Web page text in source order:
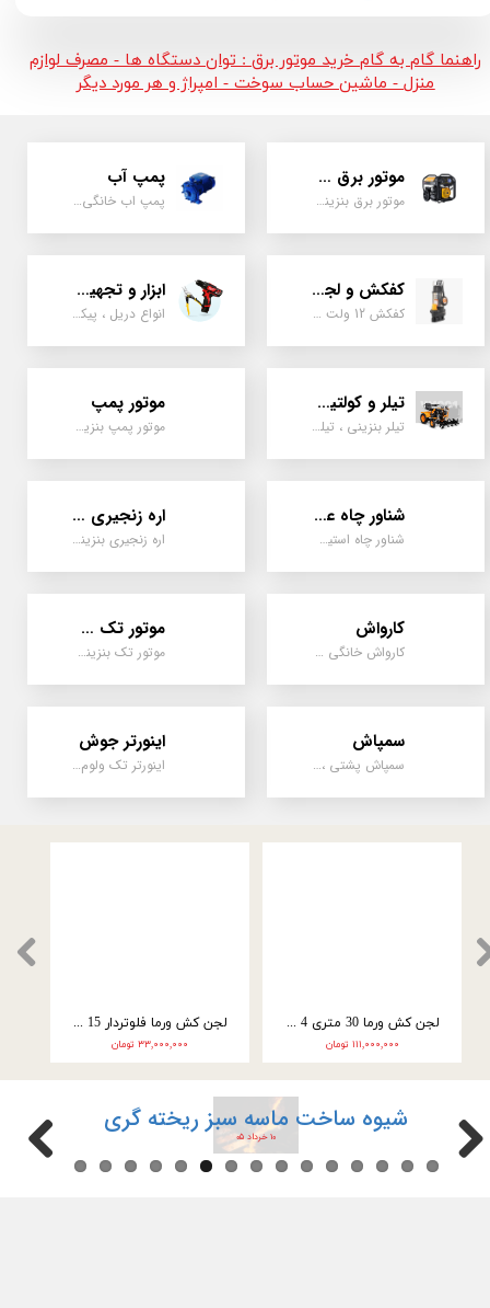
راهنما گام به گام خرید موتور برق : توان دستگاه ها - مصرف لوازم
منزل - ماشین حساب سوخت - امپراژ و هر مورد دیگر
موتور برق و ژنراتور
موتور برق بنزینی، دیزلی ، گازی ، سه گانه سوز
پمپ آب
پمپ اب خانگی، بشقابی ، جتی ، دو پروانه کشاورزی
کفکش و لجن کش
کفکش 12 ولت ، 220 ولت ، یک اینچ به بالا لجن کش کاتردار، لجن کش چدنی
ابزار و تجهیزات
انواع دریل ، پیکور، ابزارالات، سیل مکانیکی، قطعات پمپ
تیلر و کولتیواتور
تیلر بنزینی ، تیلر دیزل، تیلر چهار چرخ، تیلر مزرعه و کشاورزی
موتور پمپ
موتور پمپ بنزینی، دیزلی، نفتی ، یک اینچ به بالا
شناور چاه عمیق
شناور چاه استیل ، تک فاز و سه فاز، یک اینچ به بالا
اره زنجیری / علفتراش
اره زنجیری بنزینی ، علفتراش دو زمانه و چهار زمانه ، دوشی و پشتی
کارواش
کارواش خانگی و صنعتی و نیمه صنعتی
موتور تک سیلندر
موتور تک بنزینی ، دیزلی، کارتینگی ، تیلری
سمپاش
سمپاش پشتی ، زمبه ای ، فرغونی ، دستی ، موتوری
اینورتر جوش
اینورتر تک ولوم و دو ولوم امپر بالا
لجن کش ورما فلوتردار 15 متری 2 اینچ 2 اسب 50WQ10-15-1.5
۳۳,۰۰۰,۰۰۰ تومان
لجن کش ورما 30 متری 4 اینچ سه فاز (10 اسب) WQ45-22-7/5
۱۱۱,۰۰۰,۰۰۰ تومان
شیوه ساخت ماسه سبز ریخته گری
۱۰ خرداد ۰۵